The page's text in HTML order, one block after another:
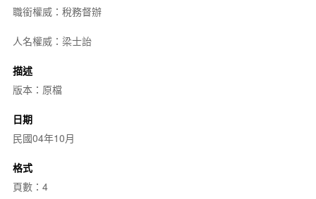
職銜權威：稅務督辦
人名權威：梁士詒
描述
版本：原檔
日期
民國04年10月
格式
頁數：4